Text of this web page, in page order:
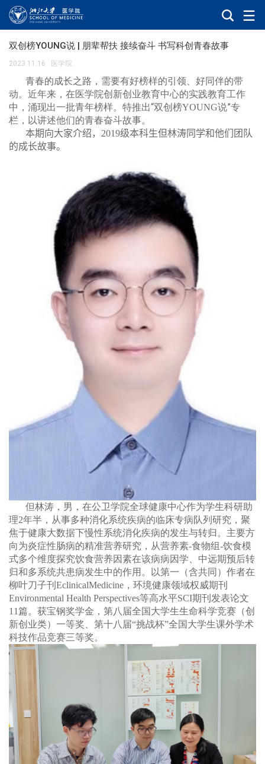
双创榜YOUNG说 | 朋辈帮扶 接续奋斗 书写科创青春故事
2023.11.16 · 医学院
青春的成长之路，需要有好榜样的引领、好同伴的带
动。近年来，在医学院创新创业教育中心的实践教育工作
中，涌现出一批青年榜样。特推出“双创榜YOUNG说”专
栏，以讲述他们的青春奋斗故事。
本期向大家介绍， 2019级本科生但林涛同学和他们团队
的成长故事。
但林涛，男，在公卫学院全球健康中心作为学生科研助
理2年半，从事多种消化系统疾病的临床专病队列研究，聚
焦于健康大数据下慢性系统消化疾病的发生与转归。主要方
向为炎症性肠病的精准营养研究，从营养素-食物组-饮食模
式多个维度探究饮食营养因素在该病病因学、中远期预后转
归和多系统共患病发生中的作用。以第一（含共同）作者在
柳叶刀子刊 EclinicalMedicine ，环境健康领域权威期刊
Environmental Health Perspectives等高水平SCI期刊发表论文
11篇。获宝钢奖学金，第八届全国大学生生命科学竞赛（创
新创业类）一等奖、第十八届“挑战杯”全国大学生课外学术
科技作品竞赛三等奖。